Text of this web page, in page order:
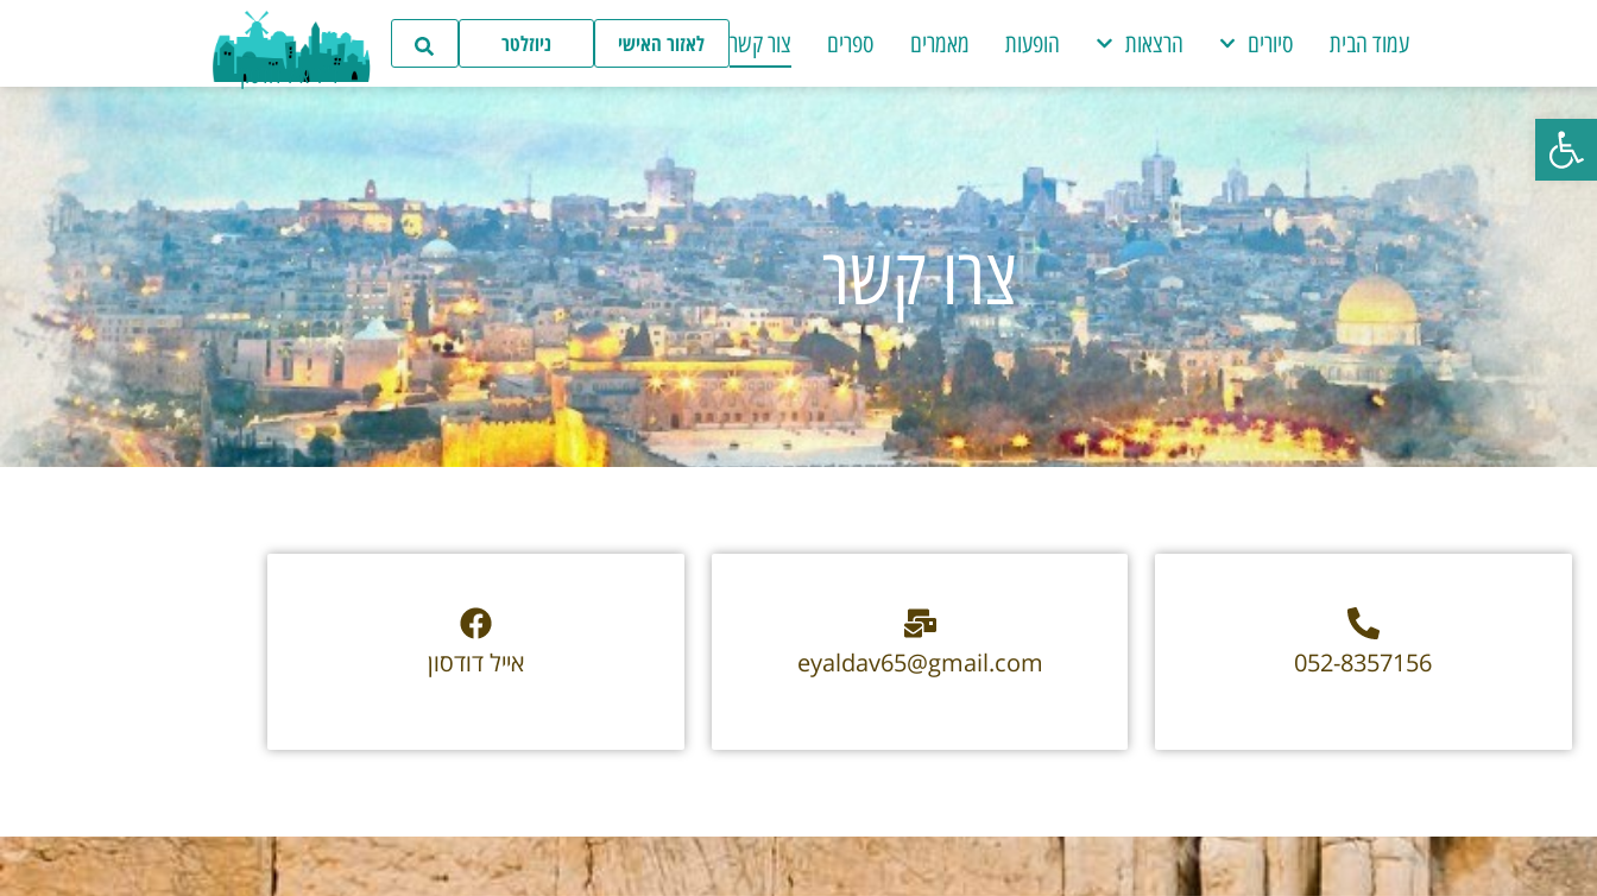
פתח סרגל נגישות
עמוד הבית סיורים הרצאות הופעות מאמרים ספרים צור קשר לאזור האישי ניוזלטר
ד"ר איל דודסון
צרו קשר
052-8357156
eyaldav65@gmail.com אייל דודסון